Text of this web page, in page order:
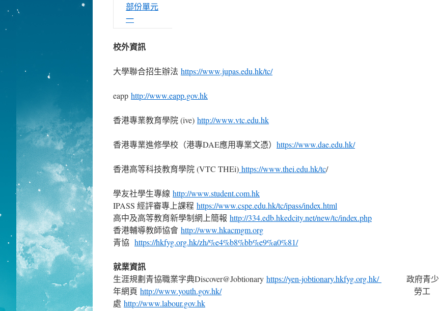
部份單元
一
校外資訊
大學聯合招生辦法 https://www.jupas.edu.hk/tc/
eapp http://www.eapp.gov.hk
香港專業教育學院 (ive) http://www.vtc.edu.hk
香港專業進修學校（港專DAE應用專業文憑） https://www.dae.edu.hk/
香港高等科技教育學院 (VTC THEi) https://www.thei.edu.hk/tc/
學友社學生專線 http://www.student.com.hk
IPASS 經評審專上課程 https://www.cspe.edu.hk/tc/ipass/index.html
高中及高等教育新學制網上簡報 http://334.edb.hkedcity.net/new/tc/index.php
香港輔導教師協會 http://www.hkacmgm.org
青協 https://hkfyg.org.hk/zh/%e4%b8%bb%e9%a0%81/
就業資訊
生涯規劃青協職業字典Discover@Jobtionary https://yen-jobtionary.hkfyg.org.hk/
政府青少
年網頁 http://www.youth.gov.hk/勞工
處 http://www.labour.gov.hk